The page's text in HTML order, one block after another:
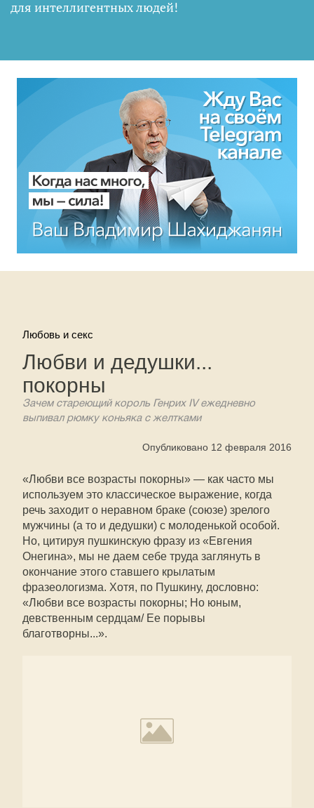
для интеллигентных людей!
Любовь и секс
Любви и дедушки...
покорны
Зачем стареющий король Генрих IV ежедневно
выпивал рюмку коньяка с желтками
Опубликовано 12 февраля 2016
«Любви все возрасты покорны» — как часто мы
используем это классическое выражение, когда
речь заходит о неравном браке (союзе) зрелого
мужчины (а то и дедушки) с молоденькой особой.
Но, цитируя пушкинскую фразу из «Евгения
Онегина», мы не даем себе труда заглянуть в
окончание этого ставшего крылатым
фразеологизма. Хотя, по Пушкину, дословно:
«Любви все возрасты покорны; Но юным,
девственным сердцам/ Ее порывы
благотворны...».